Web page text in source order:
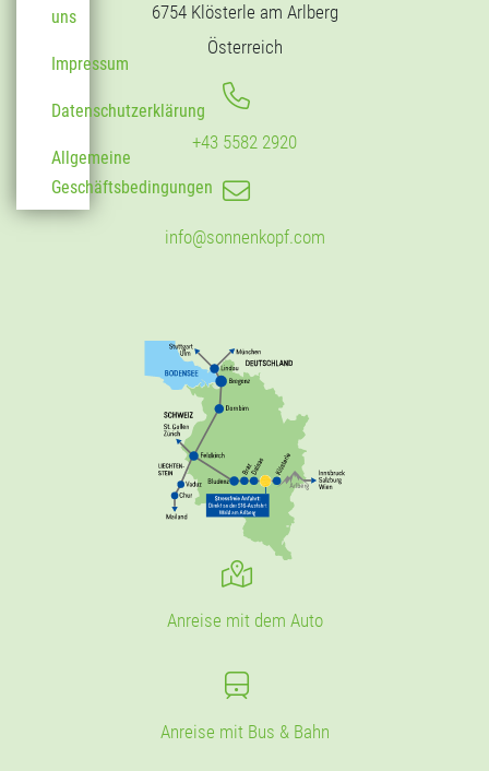
uns
Impressum
Datenschutzerklärung
Allgemeine
Geschäftsbedingungen
6754 Klösterle am Arlberg
Österreich
+43 5582 2920
info@sonnenkopf.com
Anreise mit dem Auto
Anreise mit Bus & Bahn